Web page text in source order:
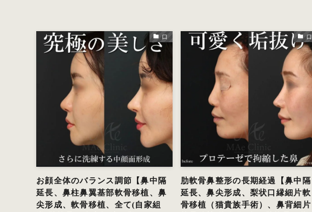
口
お顔全体のバランス調節【鼻中隔
延長、鼻柱鼻翼基部軟骨移植、鼻
尖形成、軟骨移植、全て(自家組
口
肋軟骨鼻整形の長期経過【鼻中隔
延長、鼻尖形成、梨状口縁細片軟
骨移植（猫貴族手術）、鼻背細片